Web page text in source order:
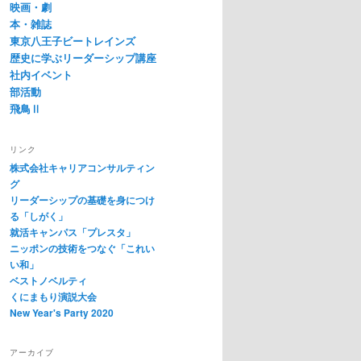
映画・劇
本・雑誌
東京八王子ビートレインズ
歴史に学ぶリーダーシップ講座
社内イベント
部活動
飛鳥Ⅱ
リンク
株式会社キャリアコンサルティン
グ
リーダーシップの基礎を身につけ
る「しがく」
就活キャンパス「プレスタ」
ニッポンの技術をつなぐ「これい
い和」
ベストノベルティ
くにまもり演説大会
New Year's Party 2020
アーカイブ